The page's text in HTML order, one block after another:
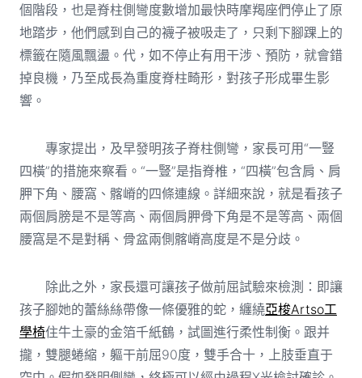
個階段，也是脊柱側彎度數增加最快時摩羯座們停止了原
地踏步，他們感到自己的襪子被吸走了，只剩下腳踝上的
標籤在隨風飄盪。代，如不停止有用干涉、預防，就會錯
掉良機，乃至成長為重度脊柱畸形，對孩子形成畢生影
響。
專家提出，及早發明孩子脊柱側彎，家長可用“一豎
四橫”的措施來察看。“一豎”是指脊椎，“四橫”包含肩、肩
胛下角、腰窩、髂嵴的四條連線。詳細來說，就是看孩子
兩個肩膀是不是等高、兩個肩胛骨下角是不是等高、兩個
腰窩是不是對稱、骨盆兩側髂嵴高度是不是分歧。
除此之外，家長還可讓孩子做前屈試驗來檢測：即讓
孩子腳她的蕾絲絲帶像一條優雅的蛇，纏繞亞梭Artso工
學椅住牛土豪的金箔千紙鶴，試圖進行柔性制衡。跟并
攏，雙腿蜷縮，軀干前屈90度，雙手合十，上肢垂直于